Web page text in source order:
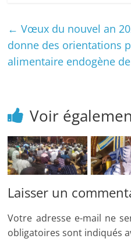
← Vœux du nouvel an
donne des orientations
alimentaire endogène
Voir
XXXIVème
anniversaire
du règne du
Président de
BELWET : à la
«
Larlé
Laisser un
Votre adresse e-mail ne
obligatoires sont indiqués